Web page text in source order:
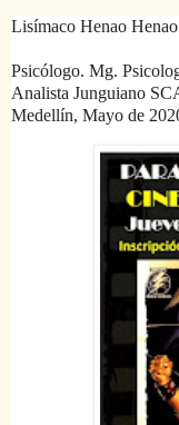
Lisímaco Henao
Psicólogo. Mg.
Analista Junguiano
Medellín, Mayo de